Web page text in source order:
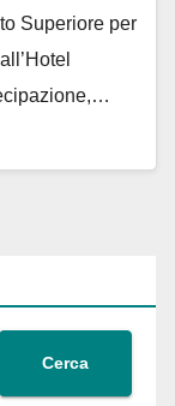
Superiore per
Cerca